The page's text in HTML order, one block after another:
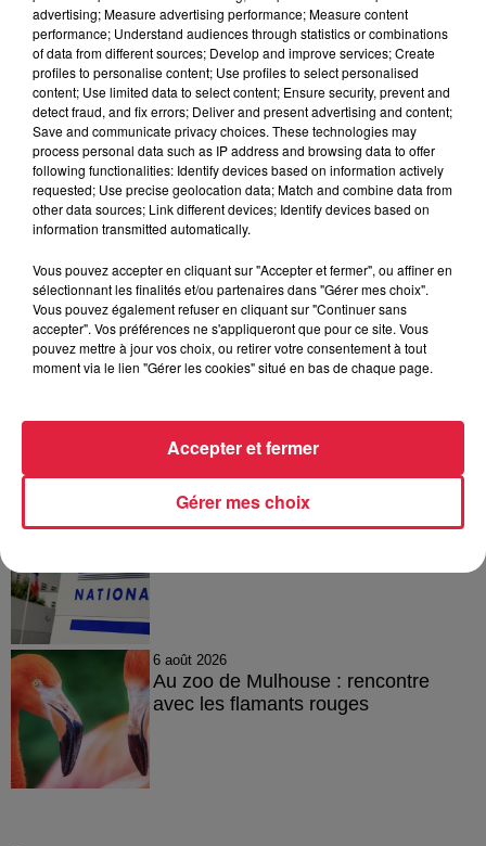
A lire aussi
Strasbourg, Top3 des villes vertes
Un train de nuit entre Strasbourg et Berlin
Publié : 15 novembre 2023 à 12h42 - Modifié : 30 octobre
2025 à 16h48 Sébastien RUFFET
A lire aussi
6 août 2026
Tags antisémites à Strasbourg :
6 août 2026
Au zoo de Mulhouse : rencontre
avec les flamants rouges
advertising; Measure advertising performance; Measure content
performance; Understand audiences through statistics or combinations
of data from different sources; Develop and improve services; Create
profiles to personalise content; Use profiles to select personalised
content; Use limited data to select content; Ensure security, prevent and
detect fraud, and fix errors; Deliver and present advertising and content;
Save and communicate privacy choices. These technologies may
process personal data such as IP address and browsing data to offer
following functionalities: Identify devices based on information actively
requested; Use precise geolocation data; Match and combine data from
other data sources; Link different devices; Identify devices based on
information transmitted automatically.
Vous pouvez accepter en cliquant sur "Accepter et fermer", ou affiner en
sélectionnant les finalités et/ou partenaires dans "Gérer mes choix".
Vous pouvez également refuser en cliquant sur "Continuer sans
accepter". Vos préférences ne s'appliqueront que pour ce site. Vous
pouvez mettre à jour vos choix, ou retirer votre consentement à tout
moment via le lien "Gérer les cookies" situé en bas de chaque page.
Gérer mes choix
Accepter et fermer